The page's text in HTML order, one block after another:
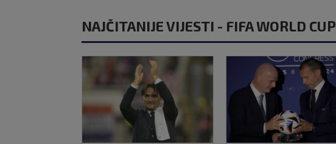
NAJČITANIJE VIJESTI - FIFA WORLD CUP